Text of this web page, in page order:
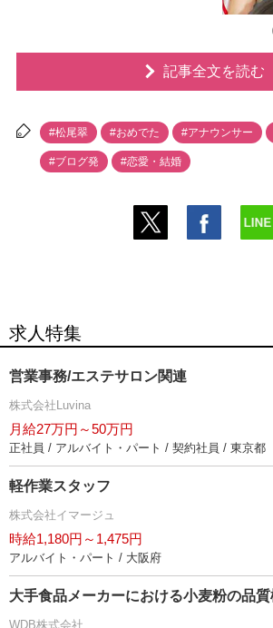
記事全文を読む
#松尾翠 #おめでた #アナウンサー
#ブログ発 #恋愛・結婚
求人特集
営業事務/エステサロン関連
株式会社Luvina
月給27万円～50万円
正社員 / アルバイト・パート / 契約社員 / 東京都
軽作業スタッフ
株式会社イマージュ
時給1,180円～1,475円
アルバイト・パート / 大阪府
大手食品メーカーにおける小麦粉の品
WDB株式会社